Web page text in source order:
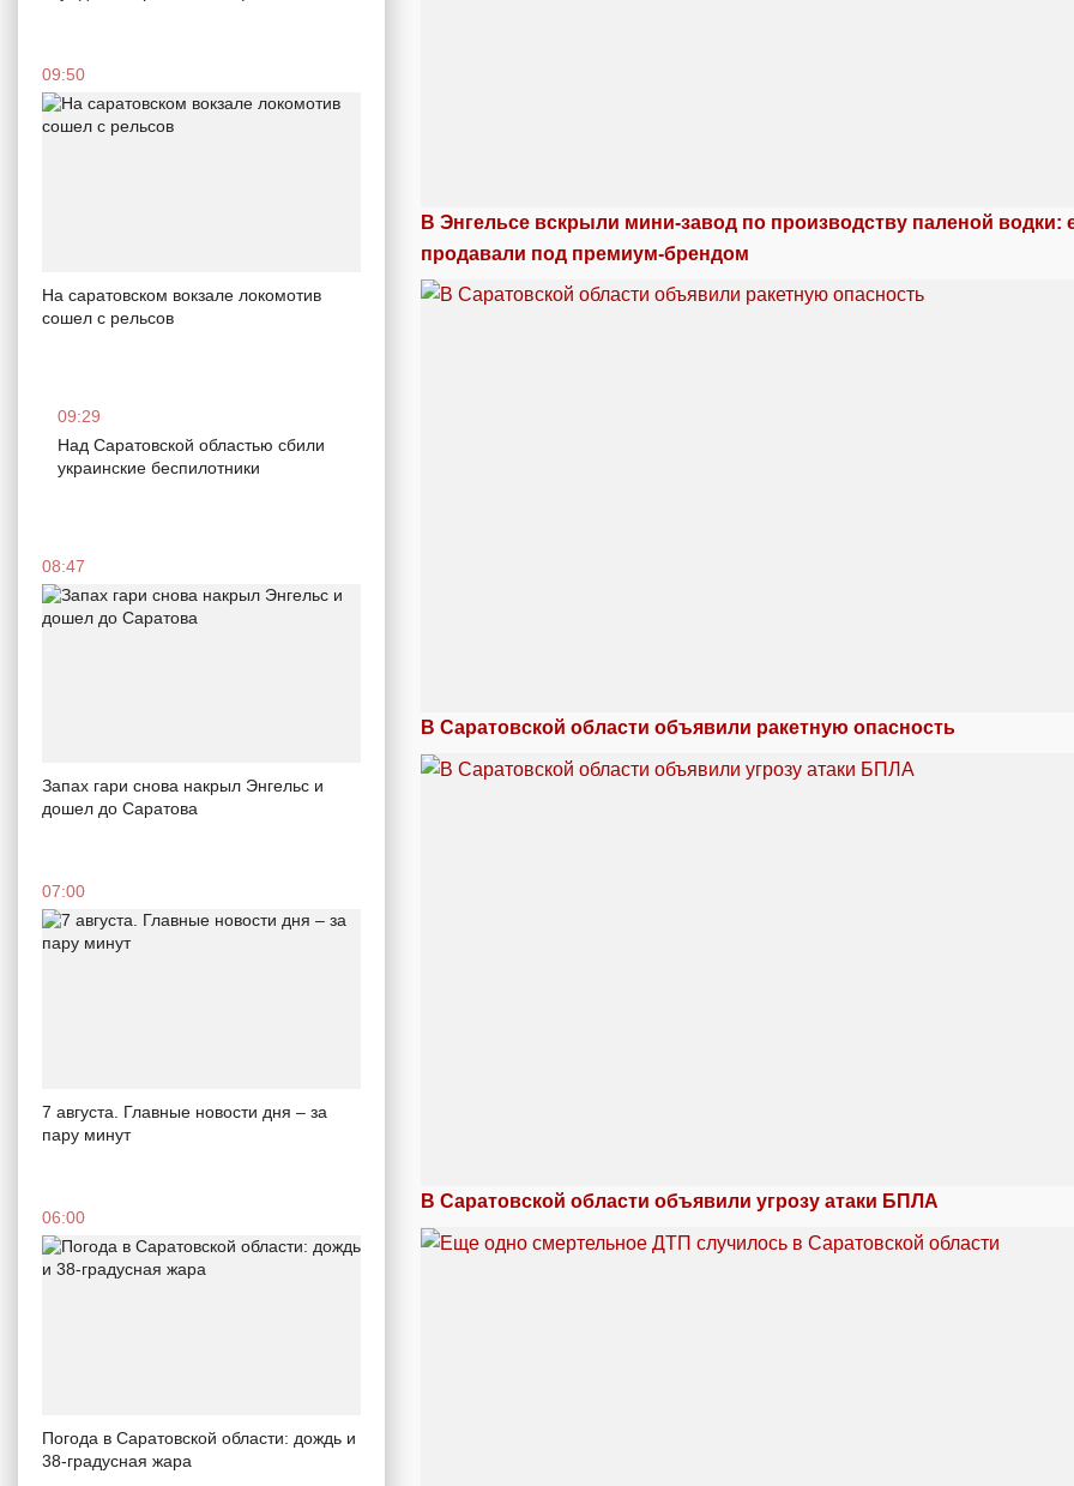
09:50
На саратовском вокзале локомотив
сошел с рельсов
09:29
Над Саратовской областью сбили
украинские беспилотники
08:47
Запах гари снова накрыл Энгельс и
дошел до Саратова
07:00
7 августа. Главные новости дня – за
пару минут
06:00
Погода в Саратовской области: дождь и
38-градусная жара
В Энгельсе вскрыли мини-завод по производству паленой водки:
продавали под премиум-брендом
В Саратовской области объявили ракетную опасность
В Саратовской области объявили угрозу атаки БПЛА